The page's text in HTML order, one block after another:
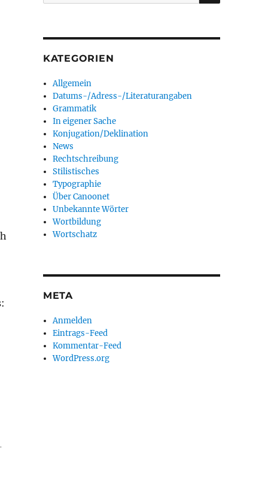
KATEGORIEN
Allgemein
Datums-/Adress-/Literaturangaben
Grammatik
In eigener Sache
Konjugation/Deklination
News
Rechtschreibung
Stilistisches
Typographie
Über Canoonet
Unbekannte Wörter
Wortbildung
Wortschatz
META
Anmelden
Eintrags-Feed
Kommentar-Feed
WordPress.org